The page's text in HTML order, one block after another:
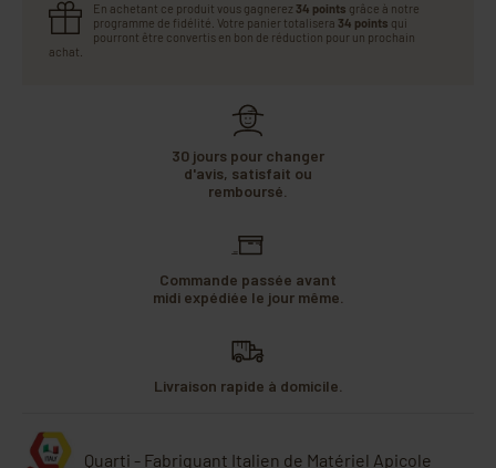
En achetant ce produit vous gagnerez 34 points grâce à notre
programme de fidélité. Votre panier totalisera 34 points qui
pourront être convertis en bon de réduction pour un prochain
achat.
30 jours pour changer
d'avis, satisfait ou
remboursé.
Commande passée avant
midi expédiée le jour même.
Livraison rapide à domicile.
Quarti - Fabriquant Italien de Matériel Apicole